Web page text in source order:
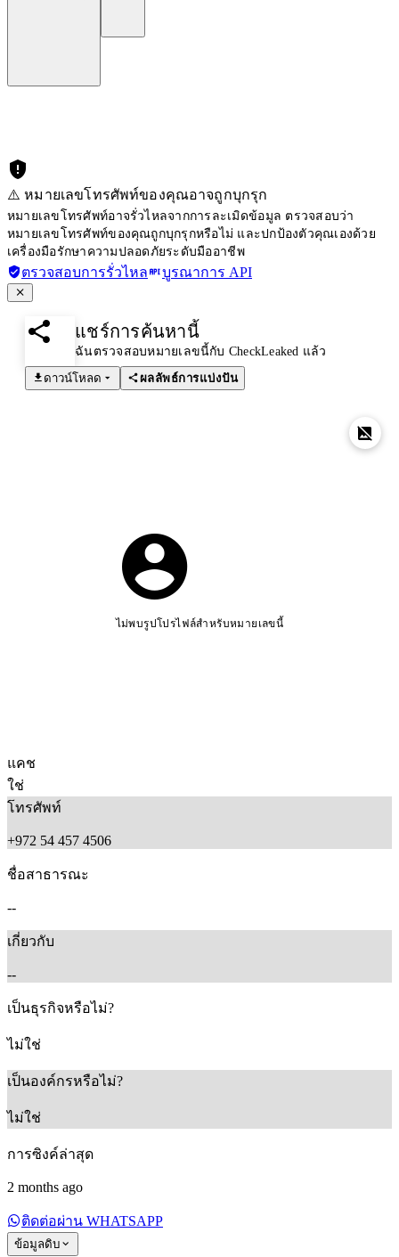
⚠️ หมายเลขโทรศัพท์ของคุณอาจถูกบุกรุก
หมายเลขโทรศัพท์อาจรั่วไหลจากการละเมิดข้อมูล ตรวจสอบว่า
หมายเลขโทรศัพท์ของคุณถูกบุกรุกหรือไม่ และปกป้องตัวคุณเองด้วย
เครื่องมือรักษาความปลอดภัยระดับมืออาชีพ
ตรวจสอบการรั่วไหล บูรณาการ API
แชร์การค้นหานี้
ฉันตรวจสอบหมายเลขนี้กับ CheckLeaked แล้ว
ดาวน์โหลด
ผลลัพธ์การแบ่งปัน
ไม่พบรูปโปรไฟล์สำหรับหมายเลขนี้
แคช
ใช่
โทรศัพท์
+972 54 457 4506
ชื่อสาธารณะ
--
เกี่ยวกับ
--
เป็นธุรกิจหรือไม่?
ไม่ใช่
เป็นองค์กรหรือไม่?
ไม่ใช่
การซิงค์ล่าสุด
2 months ago
ติดต่อผ่าน WHATSAPP
ข้อมูลดิบ